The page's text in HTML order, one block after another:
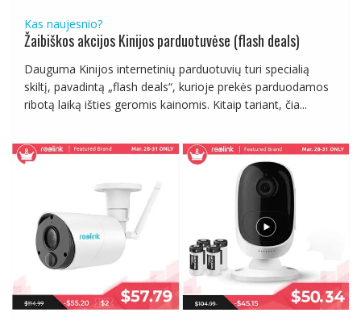
Kas naujesnio?
Žaibiškos akcijos Kinijos parduotuvėse (flash deals)
Dauguma Kinijos internetinių parduotuvių turi specialią
skiltį, pavadintą „flash deals“, kurioje prekės parduodamos
ribotą laiką išties geromis kainomis. Kitaip tariant, čia...